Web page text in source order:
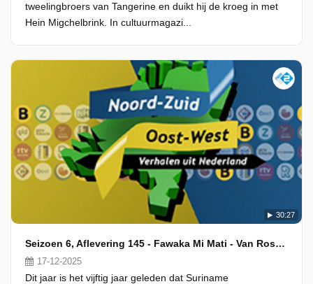
tweelingbroers van Tangerine en duikt hij de kroeg in met
Hein Migchelbrink. In cultuurmagazi...
30:27
Seizoen 6, Aflevering 145 - Fawaka Mi Mati - Van Rossem Vertelt
17-12-2025
Dit jaar is het vijftig jaar geleden dat Suriname